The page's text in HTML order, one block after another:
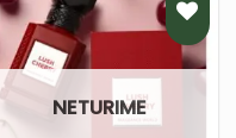
PRIDĖTI
Į NORŲ
SĄRAŠĄ
NETURIME